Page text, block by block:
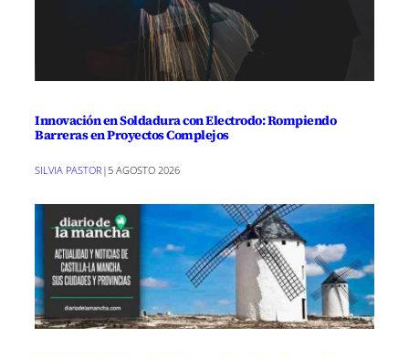
Innovación en Soldadura con Electrodo: Rompiendo
Barreras en Proyectos Complejos
SILVIA PASTOR | 5 AGOSTO 2026